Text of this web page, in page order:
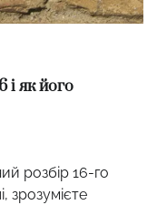
і як його
розбір 16-го
зрозумієте